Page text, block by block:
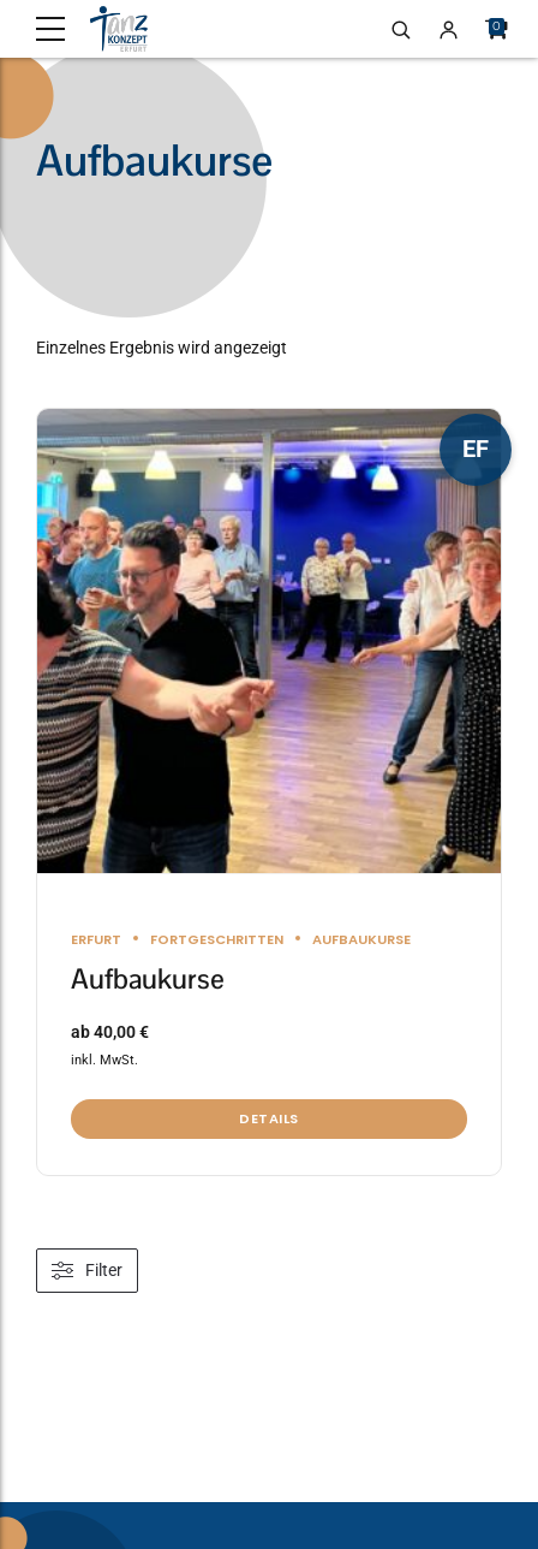
0
Aufbaukurse
Einzelnes Ergebnis wird angezeigt
EF
ERFURT FORTGESCHRITTEN AUFBAUKURSE
Aufbaukurse
ab40,00€
inkl. MwSt.
DETAILS
Dieses
Produkt
weist
mehrere
Varianten
auf.
Die
Optionen
können
auf
der
Produktseite
gewählt
werden
Filter